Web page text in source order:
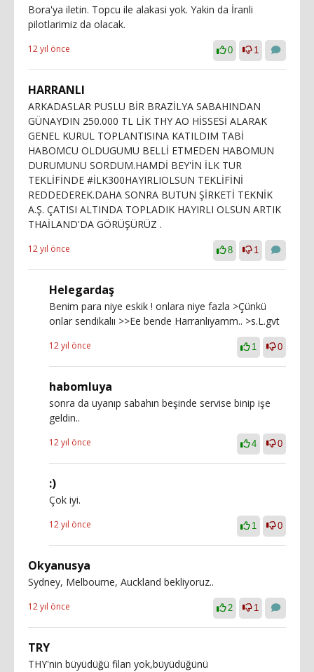
Bora'ya iletin. Topcu ile alakasi yok. Yakin da İranli
pilotlarimiz da olacak.
12 yıl önce 0 1
HARRANLI
ARKADASLAR PUSLU BİR BRAZİLYA SABAHINDAN
GÜNAYDIN 250.000 TL LİK THY AO HİSSESİ ALARAK
GENEL KURUL TOPLANTISINA KATILDIM TABİ
HABOMCU OLDUGUMU BELLİ ETMEDEN HABOMUN
DURUMUNU SORDUM.HAMDİ BEY'İN İLK TUR
TEKLİFİNDE #İLK300HAYIRLIOLSUN TEKLİFİNİ
REDDEDEREK.DAHA SONRA BUTUN ŞİRKETİ TEKNİK
A.Ş. ÇATISI ALTINDA TOPLADIK HAYIRLI OLSUN ARTIK
THAİLAND'DA GÖRÜŞÜRÜZ .
12 yıl önce 8 1
Helegardaş
Benim para niye eskik ! onlara niye fazla >Çünkü
onlar sendikalıı >>Ee bende Harranlıyamm.. >s.L.gvt
12 yıl önce 1 0
habomluya
sonra da uyanıp sabahın beşinde servise binip işe
geldin..
12 yıl önce 4 0
:)
Çok iyi.
12 yıl önce 1 0
Okyanusya
Sydney, Melbourne, Auckland bekliyoruz..
12 yıl önce 2 1
TRY
THY'nin büyüdüğü filan yok,büyüdüğünü